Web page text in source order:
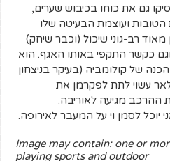
גם את כוחו בכיבוש שערים,
הטובות ועוצמת הבעיטה שלו
רב-גוני שיכול (וכבר שיחק)
כקשר התקפי באותו האגף. הוא
של קולומביה (בעיקר בניצחון
עשוי לתת לפקרמן את
ההרכב מגיעה לאוריבה.
יוכל לסמן וי על המעבר לאירופה.